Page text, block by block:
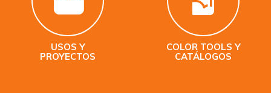
USOS Y
PROYECTOS
COLOR TOOLS Y
CATÁLOGOS